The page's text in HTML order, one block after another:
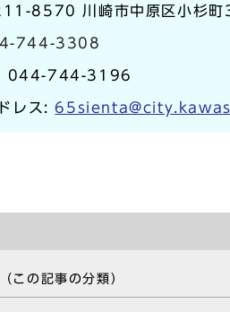
8570 川崎市中原区小杉
744-3308
: 044-744-3196
レス:
（この記事の分類）